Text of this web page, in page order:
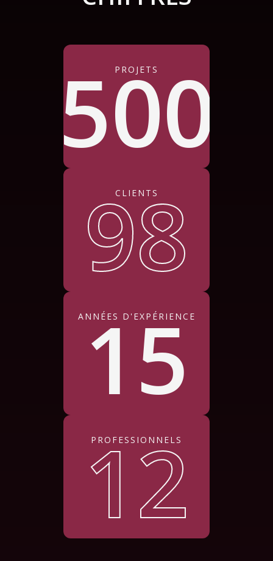
PROJETS
500
CLIENTS
98
ANNÉES D'EXPÉRIENCE
15
PROFESSIONNELS
12